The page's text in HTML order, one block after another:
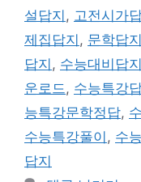
설답지 , 고전시가
제집답지 , 문학답지
답지 , 수능대비답지
운로드, 수능특강
능특강문학정답,
수능특강풀이 , 수
답지